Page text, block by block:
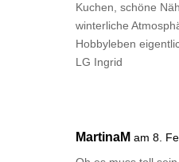
Kuchen, schöne
winterliche
Hobbyleben
LG Ingrid
MartinaM am 8.